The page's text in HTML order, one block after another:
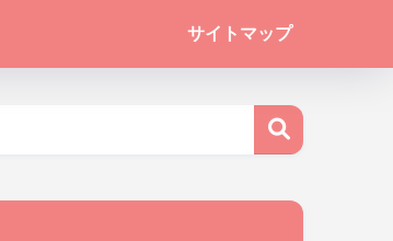
サイトマップ